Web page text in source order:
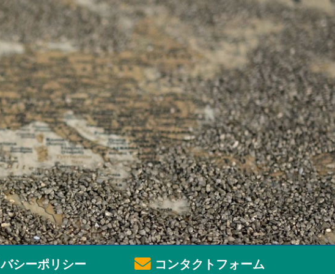
シーポリシー コンタクトフォーム